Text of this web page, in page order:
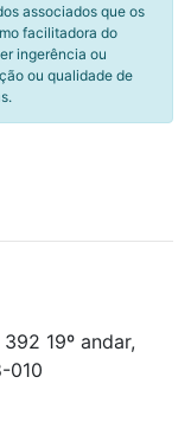
associados que os
facilitadora do
ingerência ou
ou qualidade de
19º andar,
010